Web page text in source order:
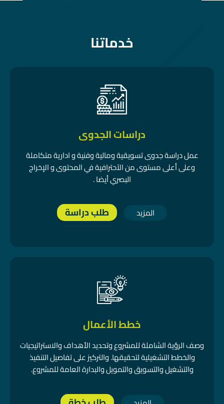
خدماتنا
دراسات الجدوى
عمل دراسة جدوى تسويقية ومالية وفنية و ادارية متكاملة
وعلى أعلى مستوى من الآحترافية في المحتوى و الإخراج
البصري أيضا .
المزيد طلب دراسة
خطط الأعمال
وصف الرؤية الشاملة للمشروع وتحديد الأهداف والاستراتيجيات
والخطط التشغيلية لتحقيقها. والتركيز على تفاصيل التنفيذ
والتشغيل والتسويق والتمويل والبدارة العامة للمشروع.